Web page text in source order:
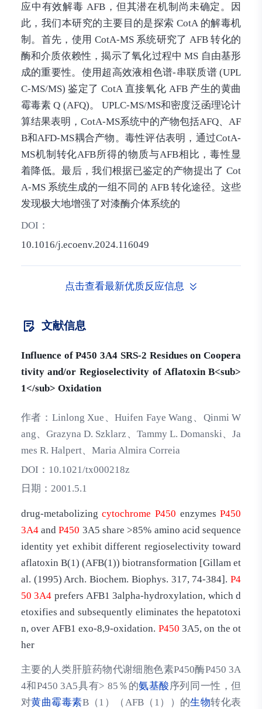
应中有效解毒 AFB，但其潜在机制尚未确定。因
此，我们本研究的主要目的是探索 CotA 的解毒机
制。首先，使用 CotA-MS 系统研究了 AFB 转化的
酶和介质依赖性，揭示了氧化过程中 MS 自由基形
成的重要性。使用超高效液相色谱-串联质谱 (UPL
C-MS/MS) 鉴定了 CotA 直接氧化 AFB 产生的黄曲
霉毒素 Q (AFQ)。 UPLC-MS/MS和密度泛函理论计
算结果表明，CotA-MS系统中的产物包括AFQ、AF
B和AFD-MS耦合产物。毒性评估表明，通过CotA-
MS机制转化AFB所得的物质与AFB相比，毒性显
着降低。最后，我们根据已鉴定的产物提出了 Cot
A-MS 系统生成的一组不同的 AFB 转化途径。这些
发现极大地增强了对漆酶介体系统的
DOI：
10.1016/j.ecoenv.2024.116049
点击查看最新优质反应信息
文献信息
Influence of P450 3A4 SRS-2 Residues on Coopera
tivity and/or Regioselectivity of Aflatoxin B<sub>
1</sub> Oxidation
作者： Linlong Xue、Huifen Faye Wang、Qinmi W
ang、Grazyna D. Szklarz、Tammy L. Domanski、Ja
mes R. Halpert、Maria Almira Correia
DOI： 10.1021/tx000218z
日期： 2001.5.1
drug-metabolizingcytochrome P450 enzymesP450
3A4andP450 3A5 share >85% amino acid sequence
identity yet exhibit different regioselectivity toward
aflatoxin B(1) (AFB(1)) biotransformation [Gillam et
al. (1995) Arch. Biochem. Biophys. 317, 74-384].P4
50 3A4 prefers AFB1 3alpha-hydroxylation, which d
etoxifies and subsequently eliminates the hepatotoxi
n, over AFB1 exo-8,9-oxidation. P450 3A5, on the ot
her
主要的人类肝脏药物代谢细胞色素P450酶P450 3A
4和P450 3A5具有> 85％的氨基酸序列同一性，但
对黄曲霉毒素B（1）（AFB（1））的生物转化表